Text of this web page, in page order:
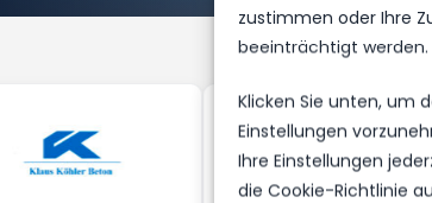
zustimmen oder Ihre
beeinträchtigt werden.
Klicken Sie unten, um
Einstellungen
Ihre Einstellungen
die Cookie-Richtlinie